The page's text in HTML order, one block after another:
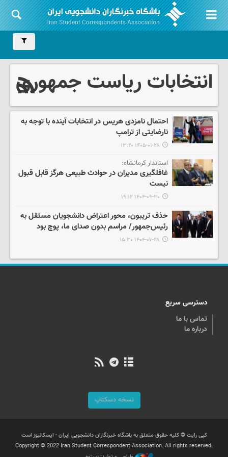
انتخابات ریاست جمهوری
احتمال نامزدی هریس در انتخابات آینده با توجه به
نارضایتی از ترامپ
۱۴۰۵-۰۱-۲۸ ۱۳:۲۰
استاندار کرمانشاه:
غافلگیری مدیران در حوادث طبیعی هرگز قابل قبول
نیست
۱۴۰۴-۰۹-۳۰ ۱۹:۱۲
حذف تریبون، محور اعتراض دانشجویان مستقل به
رئیس‌جمهور/ مراسم بدون صدای ما، پوچ بود
۱۴۰۴-۰۷-۲۸ ۱۵:۳۰
دسترسی سریع
تماس با ما
درباره ما
نسخه دسکتاپ
کپی رایت © کلیه حقوق متعلق به باشگاه خبرنگاران دانشجویی ایران - ایسکانیوز است
Copyright © 2022 Iran Student Correspondent Association. All rights reserved.